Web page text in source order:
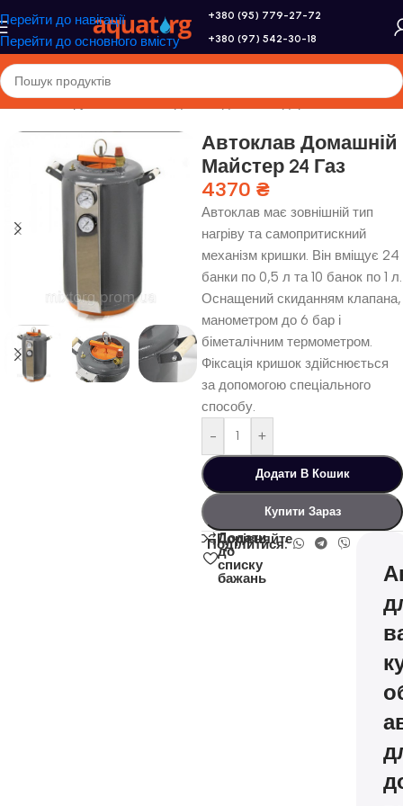
Перейти до навігації
Перейти до основного вмісту
+380 (95) 779-27-72
+380 (97) 542-30-18
/Інструменти та обладнання для господарства/Автоклави
Автоклав Домашній
Майстер 24 Газ
4370 ₴
Автоклав має зовнішній тип
нагріву та самопритискний
механізм кришки. Він вміщує 24
банки по 0,5 л та 10 банок по 1 л.
Оснащений скиданням клапана,
манометром до 6 бар і
біметалічним термометром.
Фіксація кришок здійснюється
за допомогою спеціального
способу.
-
+
Додати В Кошик
Купити Зараз
Порівняйте
Додати
до
списку
бажань
Поділитися: